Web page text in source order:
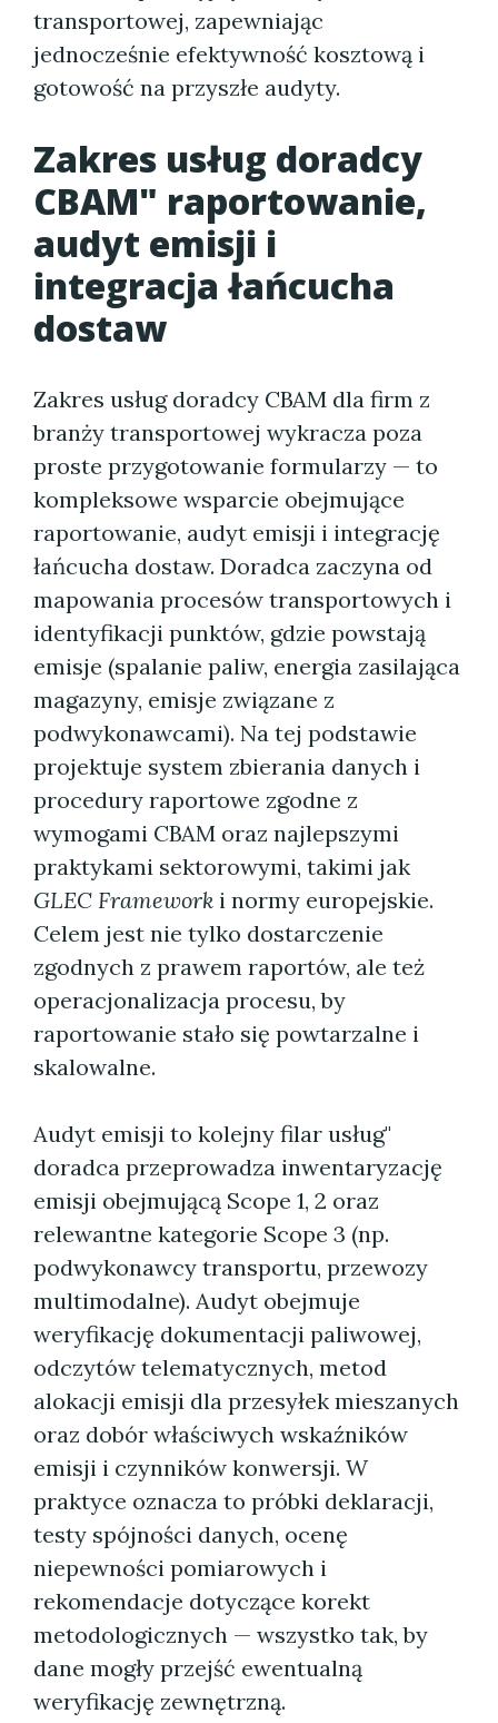
transportowej, zapewniając
jednocześnie efektywność kosztową i
gotowość na przyszłe audyty.
Zakres usług doradcy
CBAM" raportowanie,
audyt emisji i
integracja łańcucha
dostaw
Zakres usług doradcy CBAM dla firm z
branży transportowej wykracza poza
proste przygotowanie formularzy — to
kompleksowe wsparcie obejmujące
raportowanie, audyt emisji i integrację
łańcucha dostaw. Doradca zaczyna od
mapowania procesów transportowych i
identyfikacji punktów, gdzie powstają
emisje (spalanie paliw, energia zasilająca
magazyny, emisje związane z
podwykonawcami). Na tej podstawie
projektuje system zbierania danych i
procedury raportowe zgodne z
wymogami CBAM oraz najlepszymi
praktykami sektorowymi, takimi jak
GLEC Framework i normy europejskie.
Celem jest nie tylko dostarczenie
zgodnych z prawem raportów, ale też
operacjonalizacja procesu, by
raportowanie stało się powtarzalne i
skalowalne.
Audyt emisji to kolejny filar usług"
doradca przeprowadza inwentaryzację
emisji obejmującą Scope 1, 2 oraz
relewantne kategorie Scope 3 (np.
podwykonawcy transportu, przewozy
multimodalne). Audyt obejmuje
weryfikację dokumentacji paliwowej,
odczytów telematycznych, metod
alokacji emisji dla przesyłek mieszanych
oraz dobór właściwych wskaźników
emisji i czynników konwersji. W
praktyce oznacza to próbki deklaracji,
testy spójności danych, ocenę
niepewności pomiarowych i
rekomendacje dotyczące korekt
metodologicznych — wszystko tak, by
dane mogły przejść ewentualną
weryfikację zewnętrzną.